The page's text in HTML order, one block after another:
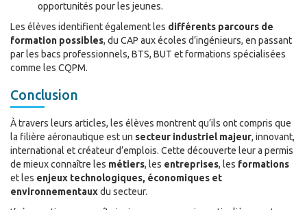
opportunités pour les jeunes.
Les élèves identifient également les différents parcours de
formation possibles, du CAP aux écoles d’ingénieurs, en passant
par les bacs professionnels, BTS, BUT et formations spécialisées
comme les CQPM.
Conclusion
À travers leurs articles, les élèves montrent qu’ils ont compris que
la filière aéronautique est un secteur industriel majeur, innovant,
international et créateur d’emplois. Cette découverte leur a permis
de mieux connaître les métiers, les entreprises, les formations
et les enjeux technologiques, économiques et
environnementauxdu secteur.